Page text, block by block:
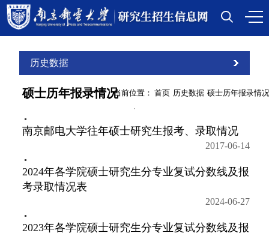
历史数据
硕士历年报录情况当前位置： 首页 历史数据 硕士历年报录情况
南京邮电大学往年硕士研究生报考、录取情况
2017-06-14
2024年各学院硕士研究生分专业复试分数线及报
考录取情况表
2024-06-27
2023年各学院硕士研究生分专业复试分数线及报